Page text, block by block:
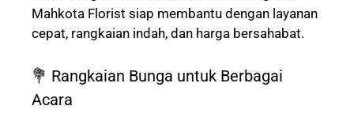
Mahkota Florist siap membantu dengan layanan
cepat, rangkaian indah, dan harga bersahabat.
💐 Rangkaian Bunga untuk Berbagai
Acara